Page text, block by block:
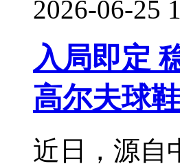
2026-06-25
入局即定
高尔夫球
近日，源自